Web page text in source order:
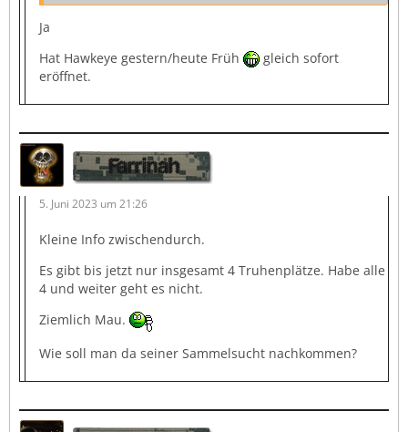
Ja
Hat Hawkeye gestern/heute Früh
gleich sofort
eröffnet.
Farrinah
5. Juni 2023 um 21:26
Kleine Info zwischendurch.
Es gibt bis jetzt nur insgesamt 4 Truhenplätze. Habe alle
4 und weiter geht es nicht.
Ziemlich Mau.
Wie soll man da seiner Sammelsucht nachkommen?